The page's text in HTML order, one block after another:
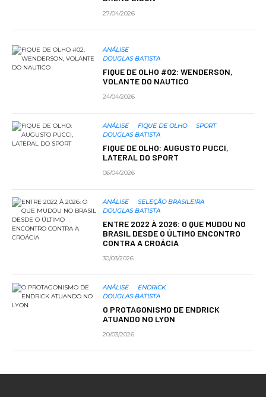
27/04/2026
ANÁLISE
DOUGLAS BATISTA
FIQUE DE OLHO #02: WENDERSON,
VOLANTE DO NAUTICO
24/04/2026
ANÁLISE FIQUE DE OLHO
SPORT
DOUGLAS BATISTA
FIQUE DE OLHO: AUGUSTO PUCCI,
LATERAL DO SPORT
06/04/2026
ANÁLISE
SELEÇÃO BRASILEIRA
DOUGLAS BATISTA
ENTRE 2022 À 2026: O QUE MUDOU NO
BRASIL DESDE O ÚLTIMO ENCONTRO
CONTRA A CROÁCIA
30/03/2026
ANÁLISE
ENDRICK
DOUGLAS BATISTA
O PROTAGONISMO DE ENDRICK
ATUANDO NO LYON
20/03/2026